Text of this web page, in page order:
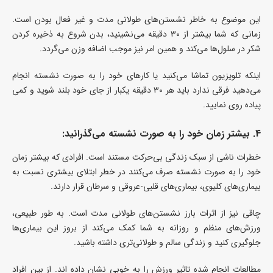
این موضوع به خاطر نشستن‌های طولانی مدت و غیر فعال بودن است.
زمانی که شما بیشتر از ۳۰ دقیقه می‌نشینید، بدن شروع به ذخیره کردن
شکر در سلول‌ها می‌کند و همین امر نیز موجب اضافه وزن می‌گردد.
اینکه تلویزیون تماشا می‌کنید یا کارهای خود را به صورت نشسته انجام
می‌دهید فرقی ندارد باید هر ۳۰ دقیقه یکبار از جای خود بلند شوید و کمی
پیاده روی نمایید.
4. بیشتر زمان خود را به صورت نشسته می‌گذرانید:
خطرات ناشی از سبک زندگی بی‌حرکت مستند است. افرادی که بیشتر زمان
خود را به صورت نشسته صرف می‌کنند در خطر ابتلای بیشتری نسبت به
بیماری‌های کلیوی، بیماری‌های قلبی-عروقی و سرطان قرار دارند.
چاقی نیز از اثرات بارز نشستن‌های طولانی مدت است. به طور طبیعی،
ورزش‌های منظم و روزانه به شما کمک می‌کند از بروز این بیماری‌ها
جلوگیری کنید و زندگی سالم و طولانی‌تری داشته باشید.
مطالعات انجام شده تاثیر ورزش را به خوبی نشان داده اند. از بین افراد